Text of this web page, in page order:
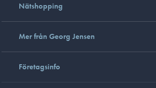
Nätshopping
Mer från Georg Jensen
Företagsinfo